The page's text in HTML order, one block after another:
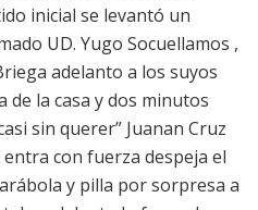
inicial se levantó un
UD. Yugo Socuellamos ,
adelanto a los suyos
de la casa y dos minutos
sin querer” Juanan Cruz
con fuerza despeja el
y pilla por sorpresa a